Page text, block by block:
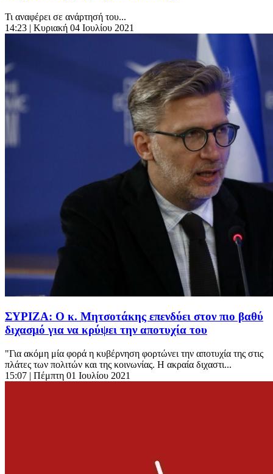
Τι αναφέρει σε ανάρτησή του...
14:23 | Κυριακή 04 Ιουλίου 2021
ΣΥΡΙΖΑ: Ο κ. Μητσοτάκης επενδύει στον πιο βαθύ
διχασμό για να κρύψει την αποτυχία του
"Για ακόμη μία φορά η κυβέρνηση φορτώνει την αποτυχία της στις
πλάτες των πολιτών και της κοινωνίας. Η ακραία διχαστι...
15:07 | Πέμπτη 01 Ιουλίου 2021